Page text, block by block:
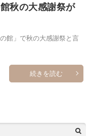
秋の大感謝祭が
館」で秋の大感謝祭と言
続きを読む